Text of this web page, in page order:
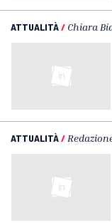
ATTUALITÀ/ Chiara
ATTUALITÀ/